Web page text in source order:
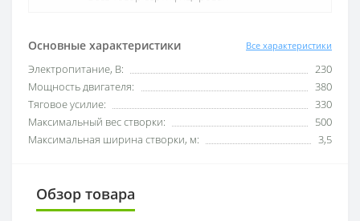
Основные характеристики Все характеристики
Электропитание, В:
230
Мощность двигателя:
380
Тяговое усилие:
330
Максимальный вес створки:
500
Максимальная ширина створки, м:
3,5
Обзор товара